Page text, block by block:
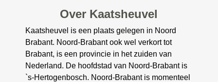
Over Kaatsheuvel
Kaatsheuvel is een plaats gelegen in Noord
Brabant. Noord-Brabant ook wel verkort tot
Brabant, is een provincie in het zuiden van
Nederland. De hoofdstad van Noord-Brabant is
`s-Hertogenbosch. Noord-Brabant is momenteel